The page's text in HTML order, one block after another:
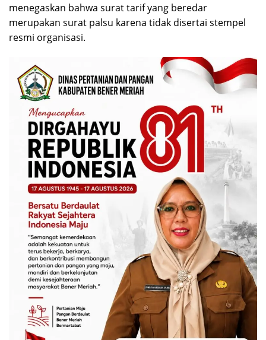
menegaskan bahwa surat tarif yang beredar
merupakan surat palsu karena tidak disertai stempel
resmi organisasi.